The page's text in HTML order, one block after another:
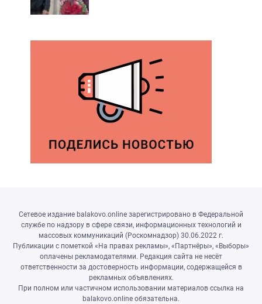
Сетевое издание balakovo.online зарегистрировано в Федеральной
службе по надзору в сфере связи, информационных технологий и
массовых коммуникаций (Роскомнадзор) 30.06.2022 г.
Публикации с пометкой «На правах рекламы», «Партнёры», «Выборы»
оплачены рекламодателями. Редакция сайта не несёт
ответственности за достоверность информации, содержащейся в
рекламных объявлениях.
При полном или частичном использовании материалов ссылка на
balakovo.online обязательна.